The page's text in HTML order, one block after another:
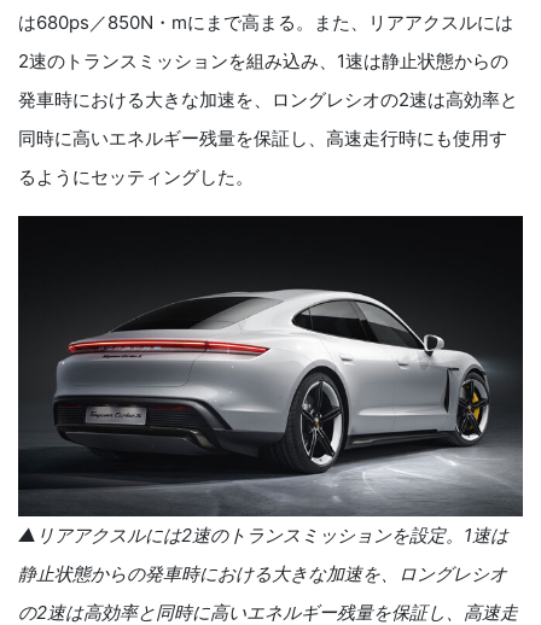
は680ps／850N・mにまで高まる。また、リアアクスルには
2速のトランスミッションを組み込み、1速は静止状態からの
発車時における大きな加速を、ロングレシオの2速は高効率と
同時に高いエネルギー残量を保証し、高速走行時にも使用す
るようにセッティングした。
▲リアアクスルには2速のトランスミッションを設定。1速は
静止状態からの発車時における大きな加速を、ロングレシオ
の2速は高効率と同時に高いエネルギー残量を保証し、高速走